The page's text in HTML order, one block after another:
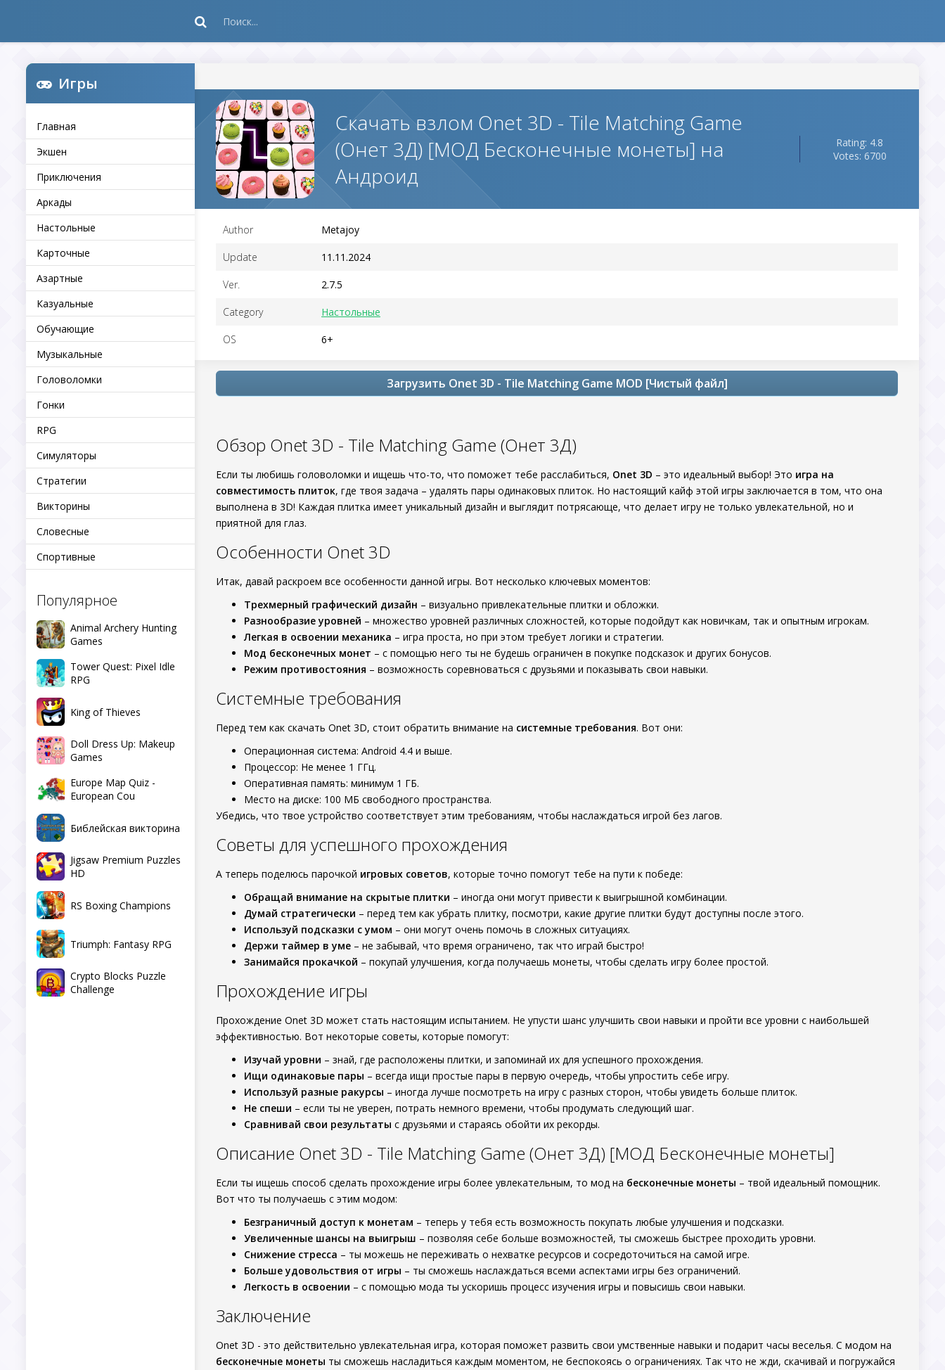
Игры
Главная
Экшен
Приключения
Аркады
Настольные
Карточные
Азартные
Казуальные
Обучающие
Музыкальные
Головоломки
Гонки
RPG
Симуляторы
Стратегии
Викторины
Словесные
Спортивные
Популярное
Animal Archery Hunting
Games
Tower Quest: Pixel Idle
RPG
King of Thieves
Doll Dress Up: Makeup
Games
Europe Map Quiz -
European Cou
Библейская викторина
Jigsaw Premium Puzzles
HD
RS Boxing Champions
Triumph: Fantasy RPG
Crypto Blocks Puzzle
Challenge
Скачать взлом Onet 3D - Tile Matching Game
(Онет 3Д) [МОД Бесконечные монеты] на
Андроид
Rating: 4.8
Votes: 6700
Author Metajoy
Update 11.11.2024
Ver. 2.7.5
Category Настольные
OS 6+
Загрузить Onet 3D - Tile Matching Game MOD [Чистый файл]
Обзор Onet 3D - Tile Matching Game (Онет 3Д)
Если ты любишь головоломки и ищешь что-то, что поможет тебе расслабиться, Onet 3D – это идеальный выбор! Это игра на
совместимость плиток, где твоя задача – удалять пары одинаковых плиток. Но настоящий кайф этой игры заключается в том, что она
выполнена в 3D! Каждая плитка имеет уникальный дизайн и выглядит потрясающе, что делает игру не только увлекательной, но и
приятной для глаз.
Особенности Onet 3D
Итак, давай раскроем все особенности данной игры. Вот несколько ключевых моментов:
Трехмерный графический дизайн – визуально привлекательные плитки и обложки.
Разнообразие уровней – множество уровней различных сложностей, которые подойдут как новичкам, так и опытным игрокам.
Легкая в освоении механика – игра проста, но при этом требует логики и стратегии.
Мод бесконечных монет – с помощью него ты не будешь ограничен в покупке подсказок и других бонусов.
Режим противостояния – возможность соревноваться с друзьями и показывать свои навыки.
Системные требования
Перед тем как скачать Onet 3D, стоит обратить внимание на системные требования. Вот они:
Операционная система: Android 4.4 и выше.
Процессор: Не менее 1 ГГц.
Оперативная память: минимум 1 ГБ.
Место на диске: 100 МБ свободного пространства.
Убедись, что твое устройство соответствует этим требованиям, чтобы наслаждаться игрой без лагов.
Советы для успешного прохождения
А теперь поделюсь парочкой игровых советов, которые точно помогут тебе на пути к победе:
Обращай внимание на скрытые плитки – иногда они могут привести к выигрышной комбинации.
Думай стратегически – перед тем как убрать плитку, посмотри, какие другие плитки будут доступны после этого.
Используй подсказки с умом – они могут очень помочь в сложных ситуациях.
Держи таймер в уме – не забывай, что время ограничено, так что играй быстро!
Занимайся прокачкой – покупай улучшения, когда получаешь монеты, чтобы сделать игру более простой.
Прохождение игры
Прохождение Onet 3D может стать настоящим испытанием. Не упусти шанс улучшить свои навыки и пройти все уровни с наибольшей
эффективностью. Вот некоторые советы, которые помогут:
Изучай уровни – знай, где расположены плитки, и запоминай их для успешного прохождения.
Ищи одинаковые пары – всегда ищи простые пары в первую очередь, чтобы упростить себе игру.
Используй разные ракурсы – иногда лучше посмотреть на игру с разных сторон, чтобы увидеть больше плиток.
Не спеши – если ты не уверен, потрать немного времени, чтобы продумать следующий шаг.
Сравнивай свои результаты с друзьями и стараясь обойти их рекорды.
Описание Onet 3D - Tile Matching Game (Онет 3Д) [МОД Бесконечные монеты]
Если ты ищешь способ сделать прохождение игры более увлекательным, то мод на бесконечные монеты – твой идеальный помощник.
Вот что ты получаешь с этим модом:
Безграничный доступ к монетам – теперь у тебя есть возможность покупать любые улучшения и подсказки.
Увеличенные шансы на выигрыш – позволяя себе больше возможностей, ты сможешь быстрее проходить уровни.
Снижение стресса – ты можешь не переживать о нехватке ресурсов и сосредоточиться на самой игре.
Больше удовольствия от игры – ты сможешь наслаждаться всеми аспектами игры без ограничений.
Легкость в освоении – с помощью мода ты ускоришь процесс изучения игры и повысишь свои навыки.
Заключение
Onet 3D - это действительно увлекательная игра, которая поможет развить свои умственные навыки и подарит часы веселья. С модом на
бесконечные монеты ты сможешь насладиться каждым моментом, не беспокоясь о ограничениях. Так что не жди, скачивай и погружайся